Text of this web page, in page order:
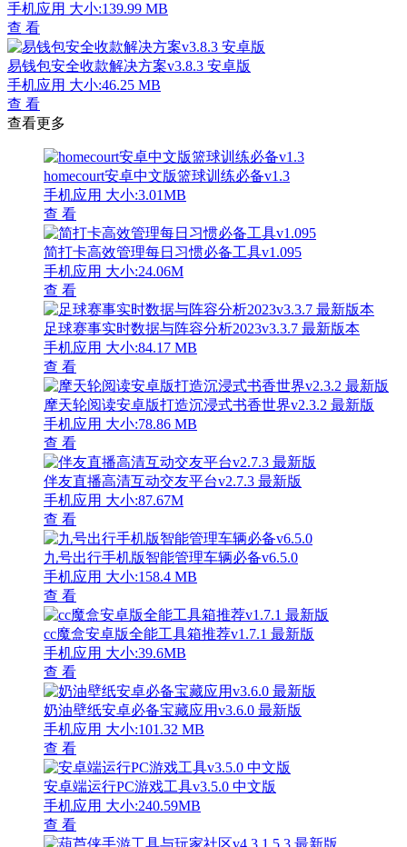
手机应用 大小:139.99 MB
查 看
易钱包安全收款解决方案v3.8.3 安卓版
手机应用 大小:46.25 MB
查 看
查看更多
homecourt安卓中文版篮球训练必备v1.3
手机应用 大小:3.01MB
查 看
简打卡高效管理每日习惯必备工具v1.095
手机应用 大小:24.06M
查 看
足球赛事实时数据与阵容分析2023v3.3.7 最新版本
手机应用 大小:84.17 MB
查 看
摩天轮阅读安卓版打造沉浸式书香世界v2.3.2 最新版
手机应用 大小:78.86 MB
查 看
伴友直播高清互动交友平台v2.7.3 最新版
手机应用 大小:87.67M
查 看
九号出行手机版智能管理车辆必备v6.5.0
手机应用 大小:158.4 MB
查 看
cc魔盒安卓版全能工具箱推荐v1.7.1 最新版
手机应用 大小:39.6MB
查 看
奶油壁纸安卓必备宝藏应用v3.6.0 最新版
手机应用 大小:101.32 MB
查 看
安卓端运行PC游戏工具v3.5.0 中文版
手机应用 大小:240.59MB
查 看